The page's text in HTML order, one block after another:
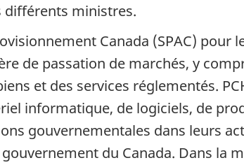
différents ministres.
Canada (SPAC) pour
de passation de marchés, y
et des services réglementés.
informatique, de logiciels, de
gouvernementales dans leurs
du Canada. Dans la